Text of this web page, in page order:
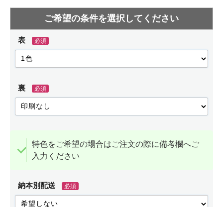
表 必須
裏 必須
特色をご希望の場合はご注文の際に備考欄へご
入力ください
納本別配送 必須